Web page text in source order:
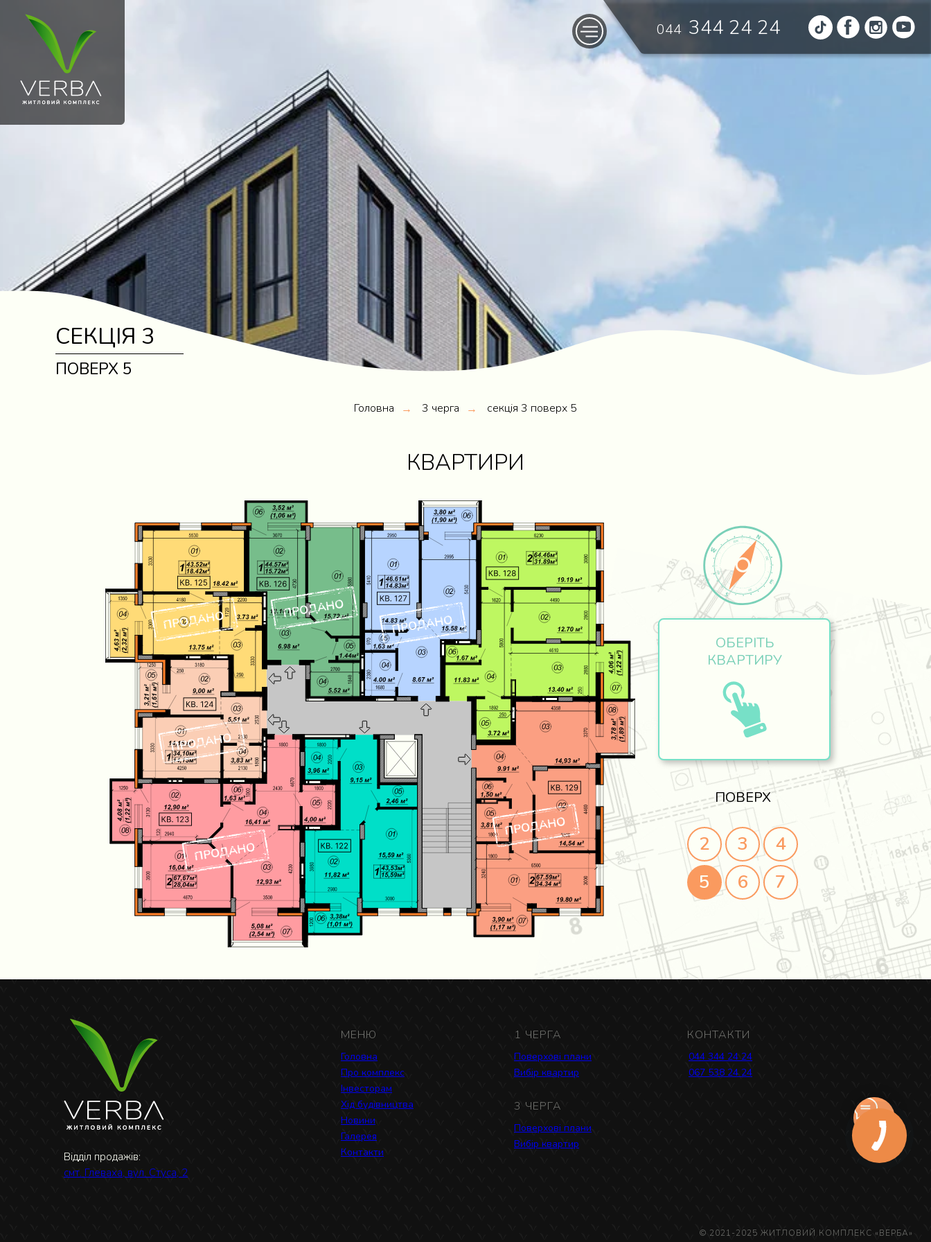
344 24 24
044
СЕКЦІЯ 3
ПОВЕРХ 5
Головна → 3 черга → секція 3 поверх 5
ОБЕРІТЬ
КВАРТИРУ
ПОВЕРХ
КВАРТИРИ
2 3
4
5
6 7
МЕНЮ
Головна
Про комплекс
Інвесторам
Хід будівництва
Новини
Галерея
Контакти
1 ЧЕРГА
Поверхові плани
Вибір квартир
КОНТАКТИ
© 2021-2025 ЖИТЛОВИЙ КОМПЛЕКС «ВЕРБА»
Відділ продажів:
смт. Глеваха, вул. Стуса, 2
044 344 24 24
067 538 24 24
3 ЧЕРГА
Поверхові плани
Вибір квартир